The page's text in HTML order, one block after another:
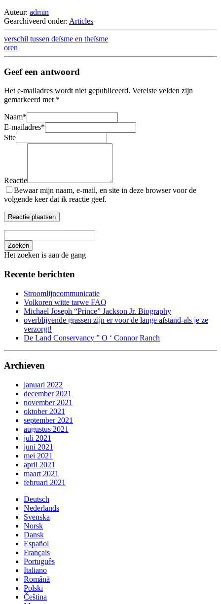
Auteur: admin
Gearchiveerd onder: Articles
verschil tussen deïsme en theïsme
oren
Geef een antwoord
Het e-mailadres wordt niet gepubliceerd. Vereiste velden zijn
gemarkeerd met *
Naam*
E-mailadres*
Site
Reactie
Bewaar mijn naam, e-mail, en site in deze browser voor de
volgende keer dat ik reactie geef.
Zoeken
Het zoeken is aan de gang
Recente berichten
Stroomlijncommunicatie
Volkoren witte tarwe FAQ
Michael Joseph “Prince” Jackson Jr. Biography
overblijvende grassen zijn er voor de lange afstand-als je ze
verzorgt!
De Land Conservancy ” O ‘ Connor Ranch
Archieven
januari 2022
december 2021
november 2021
oktober 2021
september 2021
augustus 2021
juli 2021
juni 2021
mei 2021
april 2021
maart 2021
februari 2021
Deutsch
Nederlands
Svenska
Norsk
Dansk
Español
Français
Português
Italiano
Română
Polski
Čeština